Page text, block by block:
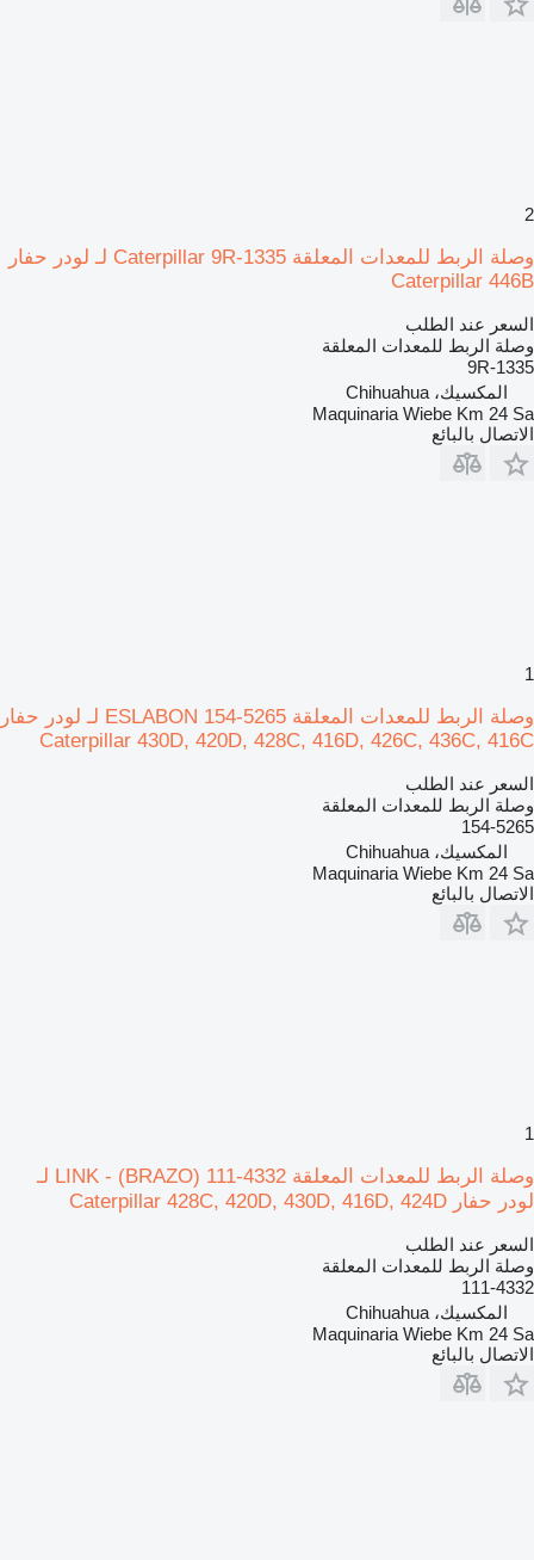
2
وصلة الربط للمعدات المعلقة Caterpillar 9R-1335 لـ لودر حفار
Caterpillar 446B
السعر عند الطلب
وصلة الربط للمعدات المعلقة
9R-1335
المكسيك، Chihuahua
Maquinaria Wiebe Km 24 Sa
الاتصال بالبائع
1
وصلة الربط للمعدات المعلقة ESLABON 154-5265 لـ لودر حفار
Caterpillar 430D, 420D, 428C, 416D, 426C, 436C, 416C
السعر عند الطلب
وصلة الربط للمعدات المعلقة
154-5265
المكسيك، Chihuahua
Maquinaria Wiebe Km 24 Sa
الاتصال بالبائع
1
وصلة الربط للمعدات المعلقة LINK - (BRAZO) 111-4332 لـ
لودر حفار Caterpillar 428C, 420D, 430D, 416D, 424D
السعر عند الطلب
وصلة الربط للمعدات المعلقة
111-4332
المكسيك، Chihuahua
Maquinaria Wiebe Km 24 Sa
الاتصال بالبائع